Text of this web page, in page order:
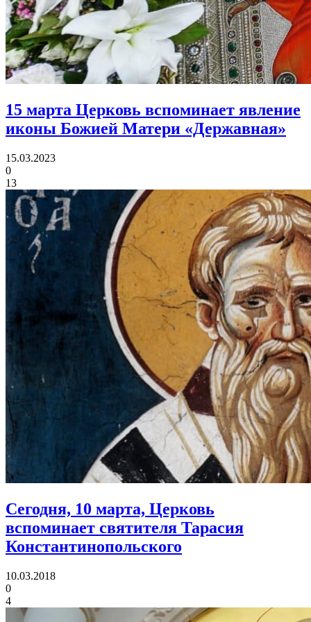
15 марта Церковь вспоминает явление
иконы Божией Матери «Державная»
15.03.2023
0
13
Сегодня, 10 марта, Церковь
вспоминает святителя Тарасия
Константинопольского
10.03.2018
0
4